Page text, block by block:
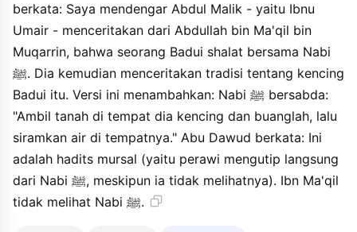
berkata: Saya mendengar Abdul Malik - yaitu Ibnu
Umair - menceritakan dari Abdullah bin Ma'qil bin
Muqarrin, bahwa seorang Badui shalat bersama Nabi
ﷺ. Dia kemudian menceritakan tradisi tentang kencing
Badui itu. Versi ini menambahkan: Nabi ﷺ bersabda:
"Ambil tanah di tempat dia kencing dan buanglah, lalu
siramkan air di tempatnya." Abu Dawud berkata: Ini
adalah hadits mursal (yaitu perawi mengutip langsung
dari Nabi ﷺ, meskipun ia tidak melihatnya). Ibn Ma'qil
tidak melihat Nabi ﷺ.